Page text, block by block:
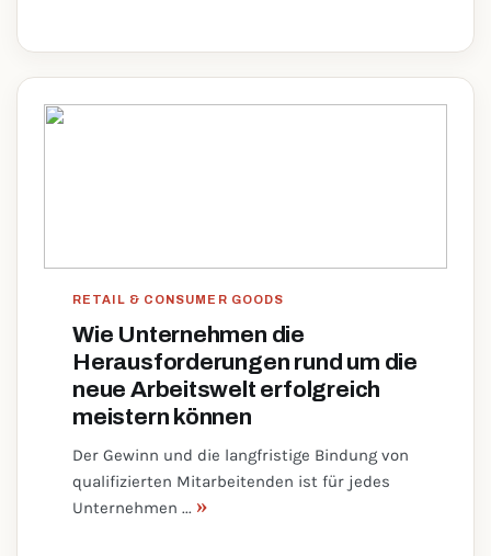
RETAIL & CONSUMER GOODS
Wie Unternehmen die
Herausforderungen rund um die
neue Arbeitswelt erfolgreich
meistern können
Der Gewinn und die langfristige Bindung von
qualifizierten Mitarbeitenden ist für jedes
Unternehmen ... »